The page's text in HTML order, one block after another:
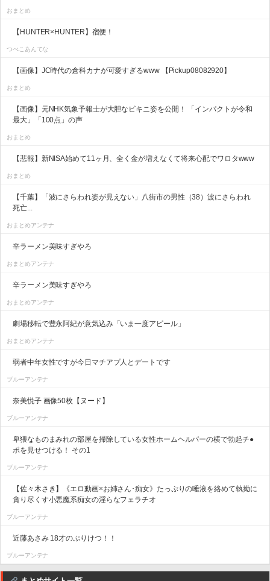
おまとめ
【HUNTER×HUNTER】宿便！
つべこあんてな
【画像】JC時代の倉科カナが可愛すぎるwww 【Pickup08082920】
おまとめ
【画像】元NHK気象予報士が大胆なビキニ姿を公開！ 「インパクトが令和
最大」「100点」の声
おまとめ
【悲報】新NISA始めて11ヶ月、全く金が増えなくて将来心配でワロタwww
おまとめ
【千葉】「波にさらわれ姿が見えない」八街市の男性（38）波にさらわれ
死亡...
おまとめアンテナ
辛ラーメン美味すぎやろ
おまとめアンテナ
辛ラーメン美味すぎやろ
おまとめアンテナ
劇場移転で豊永阿紀が意気込み「いま一度アピール」
おまとめアンテナ
弱者中年女性ですが今日マチアプ人とデートです
ブルーアンテナ
奈美悦子 画像50枚【ヌード】
ブルーアンテナ
卑猥なものまみれの部屋を掃除している女性ホームヘルパーの横で勃起チ●
ポを見せつける！ その1
ブルーアンテナ
【佐々木さき】《エロ動画×お姉さん･痴女》たっぷりの唾液を絡めて執拗に
貪り尽くす小悪魔系痴女の淫らなフェラチオ
ブルーアンテナ
近藤あさみ 18才のぷりけつ！！
ブルーアンテナ